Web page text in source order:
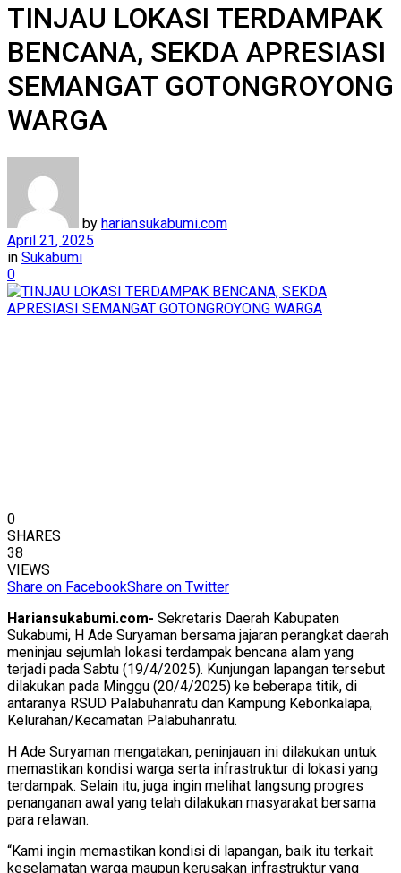
TINJAU LOKASI TERDAMPAK
BENCANA, SEKDA APRESIASI
SEMANGAT GOTONGROYONG
WARGA
by hariansukabumi.com
April 21, 2025
in Sukabumi
0
0
SHARES
38
VIEWS
Share on FacebookShare on Twitter
Hariansukabumi.com- Sekretaris Daerah Kabupaten
Sukabumi, H Ade Suryaman bersama jajaran perangkat daerah
meninjau sejumlah lokasi terdampak bencana alam yang
terjadi pada Sabtu (19/4/2025). Kunjungan lapangan tersebut
dilakukan pada Minggu (20/4/2025) ke beberapa titik, di
antaranya RSUD Palabuhanratu dan Kampung Kebonkalapa,
Kelurahan/Kecamatan Palabuhanratu.
H Ade Suryaman mengatakan, peninjauan ini dilakukan untuk
memastikan kondisi warga serta infrastruktur di lokasi yang
terdampak. Selain itu, juga ingin melihat langsung progres
penanganan awal yang telah dilakukan masyarakat bersama
para relawan.
“Kami ingin memastikan kondisi di lapangan, baik itu terkait
keselamatan warga maupun kerusakan infrastruktur yang